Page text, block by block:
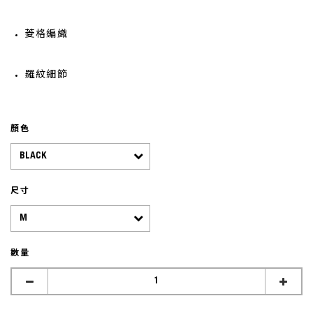
菱格編織
羅紋細節
顏色
尺寸
數量